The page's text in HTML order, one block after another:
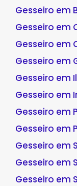
Gesseiro em
Gesseiro em
Gesseiro em
Gesseiro em
Gesseiro em
Gesseiro em
Gesseiro em
Gesseiro em
Gesseiro em
Gesseiro em
Gesseiro em